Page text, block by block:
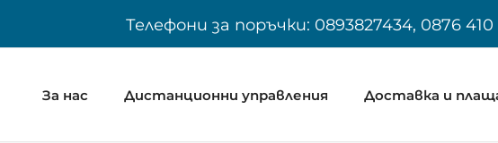
Телефони за поръчки: 0893827434, 0876
За нас Дистанционни управления Доставка и